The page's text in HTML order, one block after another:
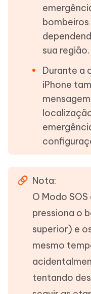
sua região.
Durante a
iPhone
Nota:
O Modo
pressiona o
superior) e
mesmo
tentando